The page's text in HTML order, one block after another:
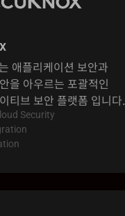
애플리케이션 보안과
을 아우르는 포괄적인
티브 보안 플랫폼 입니다.
Security